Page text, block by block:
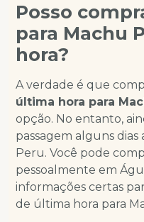
Posso
para Machu
hora?
A verdade é que
última hora para
opção. No entanto,
passagem alguns dias
Peru. Você pode
pessoalmente em
informações certas
de última hora para